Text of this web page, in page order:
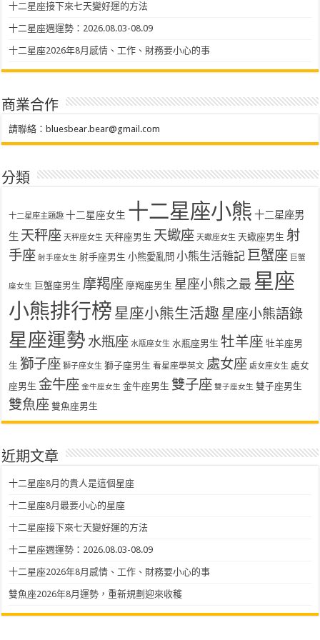
十二星座接下來七天變好運的方法
十二星座週運勢：2026.08.03-08.09
十二星座2026年8月感情、工作、財務要小心的事
商業合作
請聯絡： bluesbear.bear@gmail.com
分類
十二星座主題趣 十二星座女生 十二星座小熊 十二星座男
生 天秤座 天秤座女生 天秤座男生 天蠍座 天蠍座女生 天蠍座男生 射
手座 射手座女生 射手座男生 小熊愛亂問 小熊生活雜記 巨蟹座 巨蟹
座女生 巨蟹座男生 摩羯座 摩羯座男生 星座小熊之最 星座
小熊排行榜 星座小熊生活趣 星座小熊語錄
星座運勢 水瓶座 水瓶座女生 水瓶座男生 牡羊座 牡羊座男
生 獅子座 獅子座女生 獅子座男生 看星座學英文 處女座 處女座女生 處女
座男生 金牛座 金牛座女生 金牛座男生 雙子座 雙子座女生 雙子座男生
雙魚座 雙魚座男生
近期文章
十二星座8月的貴人是這個星座
十二星座8月最要小心的星座
十二星座接下來七天變好運的方法
十二星座週運勢：2026.08.03-08.09
十二星座2026年8月感情、工作、財務要小心的事
雙魚座2026年8月運勢，重新規劃迎來收穫